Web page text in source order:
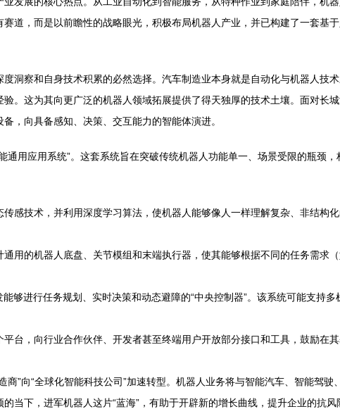
道，而是以前瞻性的战略眼光，积极布局机器人产业，并已构建了一套基
洞察和自身技术积累的必然选择。汽车制造业本身就是自动化与机器人技
。这为其向更广泛的机器人领域拓展提供了得天独厚的技术土壤。面对长
，向具备感知、决策、交互能力的智能体演进。
通用应用系统”。这套系统旨在突破传统机器人功能单一、场景受限的瓶颈
传感技术，并利用深度学习算法，使机器人能够像人一样理解复杂、非结构
通用的机器人底盘、关节模组和末端执行器，使其能够根据不同的任务需求
够进行任务规划、实时决策和动态避障的“中央控制器”。该系统可能支持
台，向行业合作伙伴、开发者甚至终端用户开放部分接口和工具，鼓励在
”向“全球化智能科技公司”加速转型。机器人业务将与智能汽车、智能驾
当下，进军机器人这片“蓝海”，有助于开辟新的增长曲线，提升企业的抗